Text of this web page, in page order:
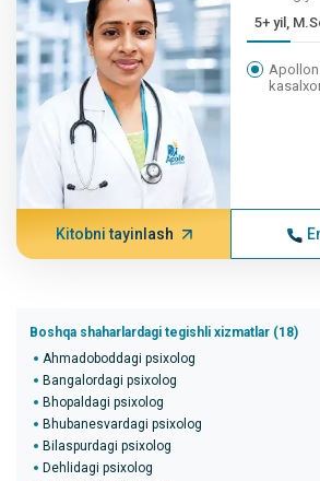
5+ yil,
Kitobni tayinlash
Boshqa shaharlardagi tegishli xizmatlar (18)
Ahmadoboddagi psixolog
Bangalordagi psixolog
Bhopaldagi psixolog
Bhubanesvardagi psixolog
Bilaspurdagi psixolog
Dehlidagi psixolog